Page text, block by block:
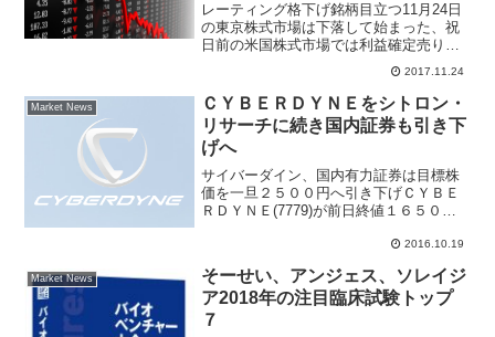
レーティング格下げ銘柄目立つ11月24日
の東京株式市場は下落して始まった、祝
日前の米国株式市場では利益確定売りに
より下落したことの流れを引き継いだ。
米国ではアップルが新型スマートフォン
iPhone Xへの期待感から買われて上昇。
米国ともにク...
2017.11.24
Market News
ＣＹＢＥＲＤＹＮＥをシトロン・
リサーチに続き国内証券も引き下
げへ
サイバーダイン、国内有力証券は目標株
価を一旦２５００円へ引き下げＣＹＢＥ
ＲＤＹＮＥ(7779)が前日終値１６５０円
券が同社についてレポートをリリースし
は、米国シトロン・リ...
2016.10.19
Market News
そーせい、アンジェス、ソレイジ
ア2018年の注目臨床試験トップ
７